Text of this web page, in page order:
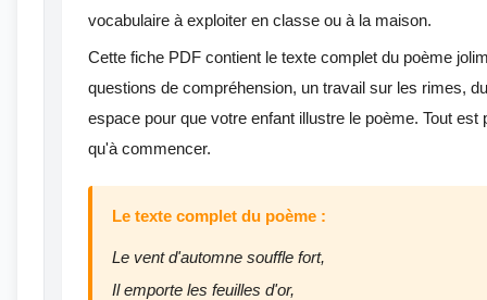
vocabulaire à exploiter en classe ou à la maison.
Cette fiche PDF contient le texte complet du poème
questions de compréhension, un travail sur les rimes,
espace pour que votre enfant illustre le poème. Tout est
qu'à commencer.
Le texte complet du poème :
Le vent d'automne souffle fort,
Il emporte les feuilles d'or,